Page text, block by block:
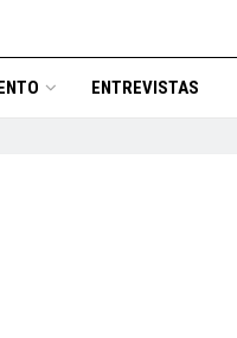
ENTREVISTAS